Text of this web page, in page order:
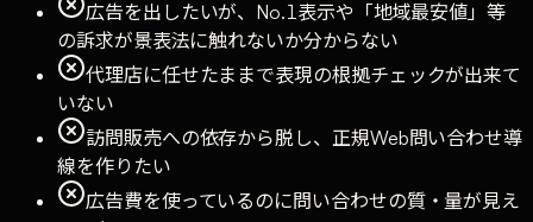
広告を出したいが、No.1表示や「地域最安値」等
の訴求が景表法に触れないか分からない
代理店に任せたままで表現の根拠チェックが出来て
いない
訪問販売への依存から脱し、正規Web問い合わせ導
線を作りたい
広告費を使っているのに問い合わせの質・量が見え